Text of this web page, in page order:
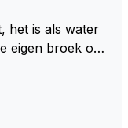
het is als water
eigen broek oph
met de sherif
achter de bom